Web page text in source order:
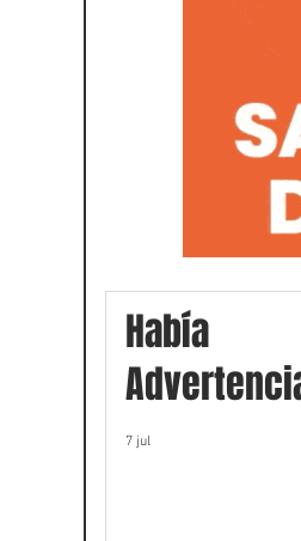
Había
7 jul